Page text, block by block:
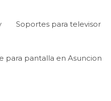
Soportes para televisor
para pantalla en Asuncion